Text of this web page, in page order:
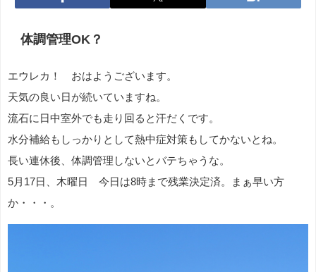
体調管理OK？
エウレカ！ おはようございます。
天気の良い日が続いていますね。
流石に日中室外でも走り回ると汗だくです。
水分補給もしっかりとして熱中症対策もしてかないとね。
長い連休後、体調管理しないとバテちゃうな。
5月17日、木曜日 今日は8時まで残業決定済。まぁ早い方
か・・・。